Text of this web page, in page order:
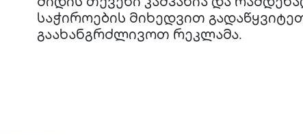
საჭიროების მიხედვით
გაახანგრძლივოთ რეკლამა.